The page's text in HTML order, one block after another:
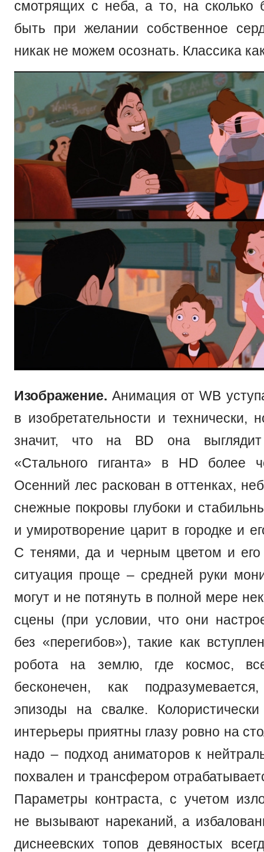
смотрящих с неба, а то, на сколько
быть при желании собственное
никак не можем осознать. Классика
Изображение. Анимация от WB
в изобретательности и технически,
значит, что на BD она
«Стального гиганта» в HD более
Осенний лес раскован в оттенках,
снежные покровы глубоки и
и умиротворение царит в городке и
С тенями, да и черным цветом и его
ситуация проще – средней руки
могут и не потянуть в полной мере
сцены (при условии, что они
без «перегибов»), такие как
робота на землю, где космос,
бесконечен, как
эпизоды на свалке.
интерьеры приятны глазу ровно на
надо – подход аниматоров к
похвален и трансфером
Параметры контраста, с учетом
не вызывают нареканий, а
диснеевских топов девяностых